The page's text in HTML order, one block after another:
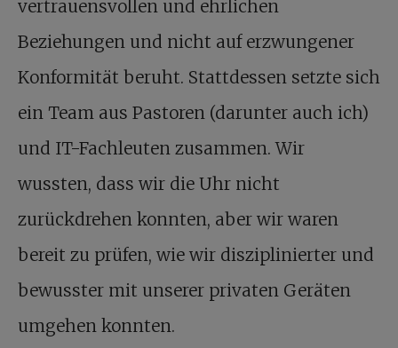
vertrauensvollen und ehrlichen
Beziehungen und nicht auf erzwungener
Konformität beruht. Stattdessen setzte sich
ein Team aus Pastoren (darunter auch ich)
und IT-Fachleuten zusammen. Wir
wussten, dass wir die Uhr nicht
zurückdrehen konnten, aber wir waren
bereit zu prüfen, wie wir disziplinierter und
bewusster mit unserer privaten Geräten
umgehen konnten.